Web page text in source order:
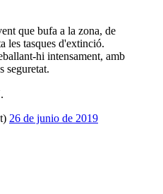
que bufa a la zona, de
les tasques d'extinció.
hi intensament, amb
seguretat.
26 de junio de 2019